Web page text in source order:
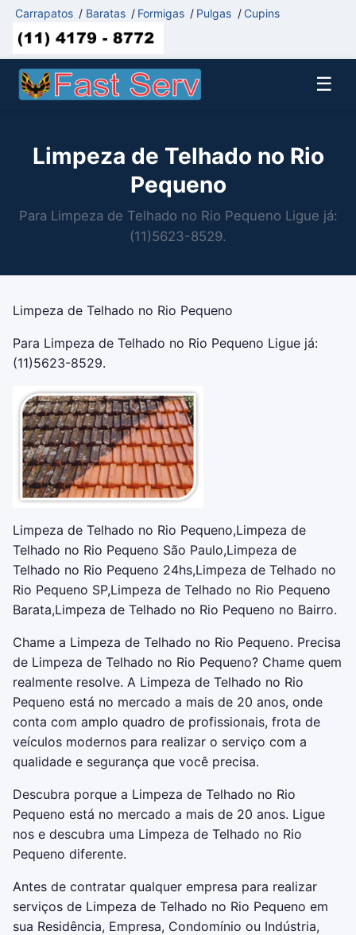
Carrapatos / Baratas / Formigas / Pulgas / Cupins
☰
Limpeza de Telhado no Rio
Pequeno
Para Limpeza de Telhado no Rio Pequeno Ligue já:
(11)5623-8529.
Limpeza de Telhado no Rio Pequeno
Para Limpeza de Telhado no Rio Pequeno Ligue já:
(11)5623-8529.
Limpeza de Telhado no Rio Pequeno,Limpeza de
Telhado no Rio Pequeno São Paulo,Limpeza de
Telhado no Rio Pequeno 24hs,Limpeza de Telhado no
Rio Pequeno SP,Limpeza de Telhado no Rio Pequeno
Barata,Limpeza de Telhado no Rio Pequeno no Bairro.
Chame a Limpeza de Telhado no Rio Pequeno. Precisa
de Limpeza de Telhado no Rio Pequeno? Chame quem
realmente resolve. A Limpeza de Telhado no Rio
Pequeno está no mercado a mais de 20 anos, onde
conta com amplo quadro de profissionais, frota de
veículos modernos para realizar o serviço com a
qualidade e segurança que você precisa.
Descubra porque a Limpeza de Telhado no Rio
Pequeno está no mercado a mais de 20 anos. Ligue
nos e descubra uma Limpeza de Telhado no Rio
Pequeno diferente.
Antes de contratar qualquer empresa para realizar
serviços de Limpeza de Telhado no Rio Pequeno em
sua Residência, Empresa, Condomínio ou Indústria,